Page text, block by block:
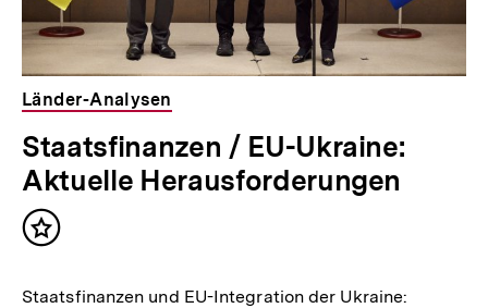
Länder-Analysen
Staatsfinanzen / EU-Ukraine:
Aktuelle Herausforderungen
Inhalt
Staatsfinanzen und EU-Integration der Ukraine: